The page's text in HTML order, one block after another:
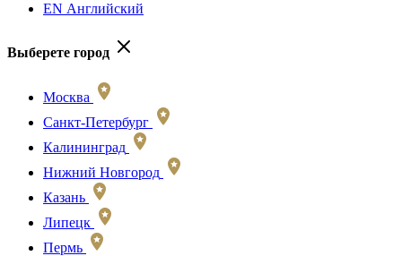
EN Английский
Выберете город
Москва
Санкт-Петербург
Калининград
Нижний Новгород
Казань
Липецк
Пермь